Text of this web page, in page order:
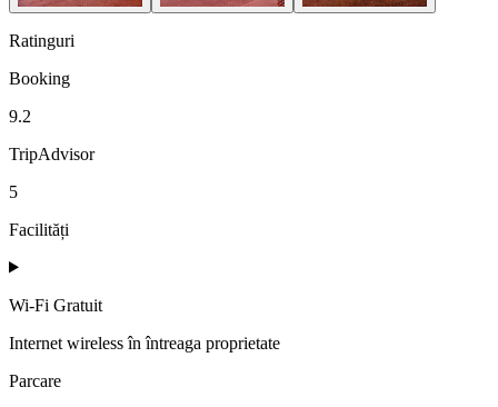
Ratinguri
Booking
9.2
TripAdvisor
5
Facilități
Wi-Fi Gratuit
Internet wireless în întreaga proprietate
Parcare